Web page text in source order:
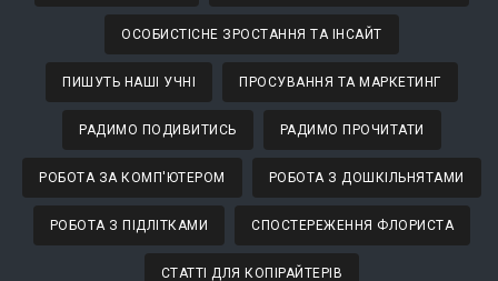
ОСОБИСТІСНЕ ЗРОСТАННЯ ТА ІНСАЙТ
ПИШУТЬ НАШІ УЧНІ ПРОСУВАННЯ ТА МАРКЕТИНГ
РАДИМО ПОДИВИТИСЬ РАДИМО ПРОЧИТАТИ
РОБОТА ЗА КОМП'ЮТЕРОМ РОБОТА З ДОШКІЛЬНЯТАМИ
РОБОТА З ПІДЛІТКАМИ СПОСТЕРЕЖЕННЯ ФЛОРИСТА
СТАТТІ ДЛЯ КОПІРАЙТЕРІВ